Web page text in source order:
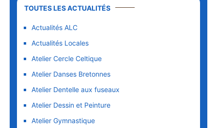
TOUTES LES ACTUALITÉS
Actualités ALC
Actualités Locales
Atelier Cercle Celtique
Atelier Danses Bretonnes
Atelier Dentelle aux fuseaux
Atelier Dessin et Peinture
Atelier Gymnastique